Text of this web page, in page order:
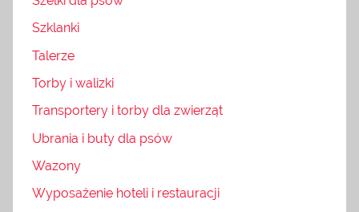
Szklanki
Talerze
Torby i walizki
Transportery i torby dla zwierząt
Ubrania i buty dla psów
Wazony
Wyposażenie hoteli i restauracji